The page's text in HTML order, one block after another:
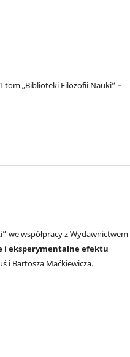
tom „Biblioteki Filozofii Nauki” –
we współpracy z Wydawnictwem
i eksperymentalne efektu
i Bartosza Maćkiewicza.